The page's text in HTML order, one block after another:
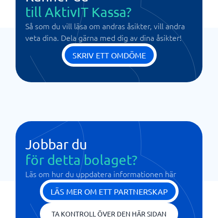
till AktivIT Kassa?
Så som du vill läsa om andras åsikter, vill andra
veta dina. Dela gärna med dig av dina åsikter!
SKRIV ETT OMDÖME
Jobbar du
för detta bolaget?
Läs om hur du uppdatera informationen här
LÄS MER OM ETT PARTNERSKAP
TA KONTROLL ÖVER DEN HÄR SIDAN